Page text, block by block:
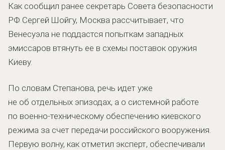
Как сообщил ранее секретарь Совета безопасности
РФ Сергей Шойгу, Москва рассчитывает, что
Венесуэла не поддастся попыткам западных
эмиссаров втянуть ее в схемы поставок оружия
Киеву.
По словам Степанова, речь идет уже
не об отдельных эпизодах, а о системной работе
по военно-техническому обеспечению киевского
режима за счет передачи российского вооружения.
Первую волну, как отметил эксперт, обеспечивали